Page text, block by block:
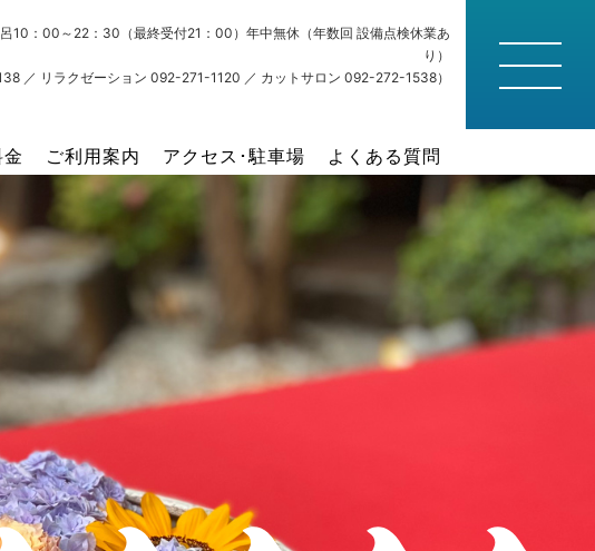
：00～22：30（最終受付21：00）年中無休（年数回 設備点検休業あ
り）
／ リラクゼーション 092-271-1120 ／ カットサロン 092-272-1538）
ご利用案内 アクセス･駐車場 よくある質問